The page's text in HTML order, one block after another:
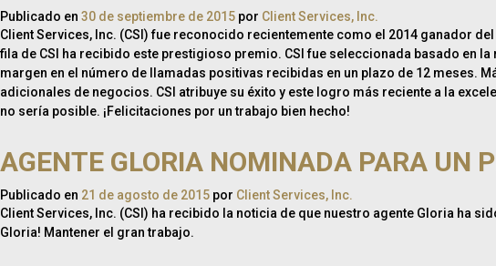
Publicado en 30 de septiembre de 2015 por Client Services, Inc.
Client Services, Inc. (CSI) fue reconocido recientemente como el 2014 ganador
fila de CSI ha recibido este prestigioso premio. CSI fue seleccionada basado en
margen en el número de llamadas positivas recibidas en un plazo de 12 meses.
adicionales de negocios. CSI atribuye su éxito y este logro más reciente a la
no sería posible. ¡Felicitaciones por un trabajo bien hecho!
AGENTE GLORIA NOMINADA PARA UN
Publicado en 21 de agosto de 2015 por Client Services, Inc.
Client Services, Inc. (CSI) ha recibido la noticia de que nuestro agente Gloria ha
Gloria! Mantener el gran trabajo.